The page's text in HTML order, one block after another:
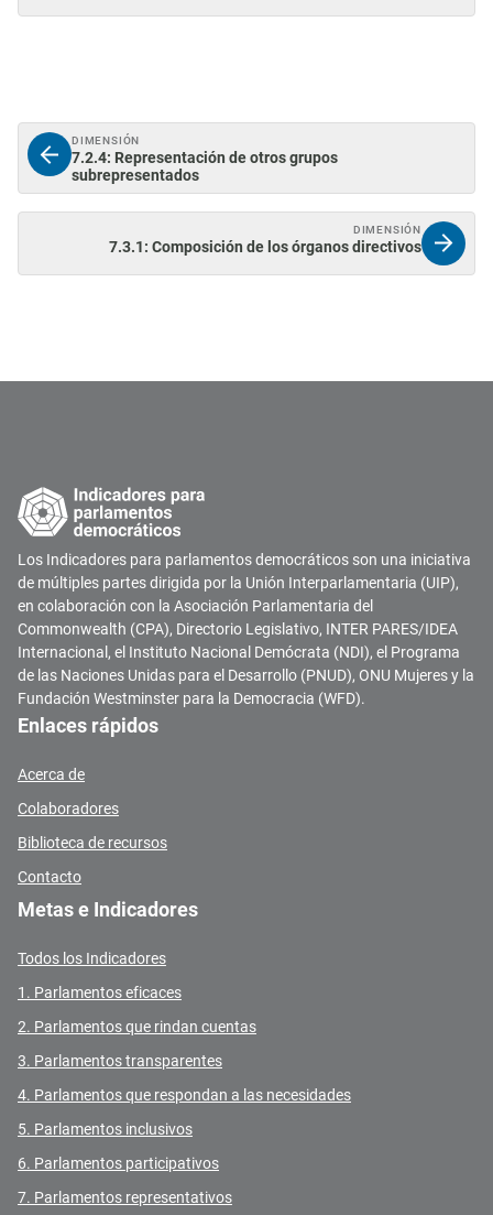
DIMENSIÓN
7.2.4: Representación de otros grupos
subrepresentados
DIMENSIÓN
7.3.1: Composición de los órganos directivos
Los Indicadores para parlamentos democráticos son una iniciativa
de múltiples partes dirigida por la Unión Interparlamentaria (UIP),
en colaboración con la Asociación Parlamentaria del
Commonwealth (CPA), Directorio Legislativo, INTER PARES/IDEA
Internacional, el Instituto Nacional Demócrata (NDI), el Programa
de las Naciones Unidas para el Desarrollo (PNUD), ONU Mujeres y la
Fundación Westminster para la Democracia (WFD).
Enlaces rápidos
Acerca de
Colaboradores
Biblioteca de recursos
Contacto
Metas e Indicadores
Todos los Indicadores
1. Parlamentos eficaces
2. Parlamentos que rindan cuentas
3. Parlamentos transparentes
4. Parlamentos que respondan a las necesidades
5. Parlamentos inclusivos
6. Parlamentos participativos
7. Parlamentos representativos